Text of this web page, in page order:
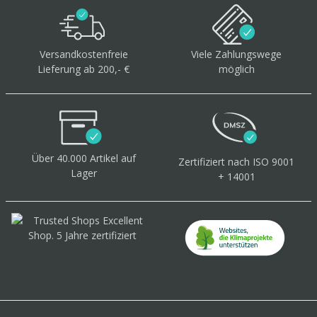
Versandkostenfreie
Lieferung ab 200,- €
Viele Zahlungswege
möglich
Über 40.000 Artikel auf
Lager
Zertifiziert nach ISO 9001
+ 14001